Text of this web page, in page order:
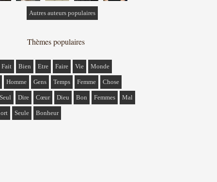
Autres auteurs populaires
Thèmes populaires
Fait Bien Etre Faire Vie Monde
Homme Gens Temps Femme Chose
Seul Dire Cœur Dieu Bon Femmes Mal
Seule Bonheur